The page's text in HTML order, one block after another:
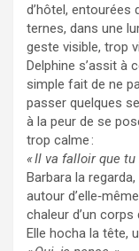
d’hôtel, entourées
ternes, dans une
geste visible, trop
Delphine s’assit à
simple fait de ne
passer quelques
à la peur de se
trop calme :
« Il va falloir que
Barbara la
autour
chaleur d’un corps
Elle hocha la tête,